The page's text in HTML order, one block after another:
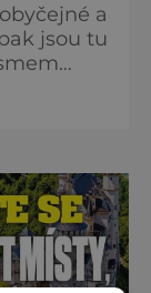
a
jsou tu
děsivé
Julius